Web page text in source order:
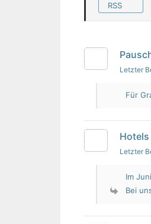
RSS
Letzter
Für
Letzter
Im
Bei